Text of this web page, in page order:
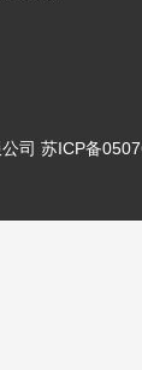
司 苏ICP备